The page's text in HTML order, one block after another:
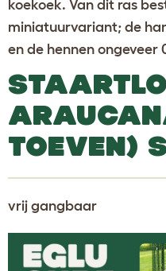
koekoek. Van dit ras
miniatuurvariant; de
en de hennen ongeveer
TOEVEN)
vrij gangbaar